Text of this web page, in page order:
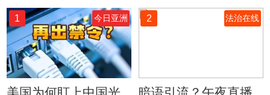
1 今日亚洲
美国为何盯上中国光
2 法治在线
暗语引流？午夜直播